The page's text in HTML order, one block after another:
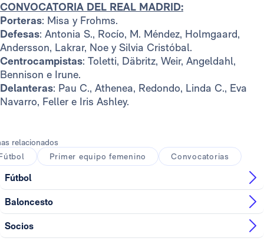
CONVOCATORIA DEL REAL MADRID:
Porteras: Misa y Frohms.
Defesas: Antonia S., Rocío, M. Méndez, Holmgaard,
Andersson, Lakrar, Noe y Silvia Cristóbal.
Centrocampistas: Toletti, Däbritz, Weir, Angeldahl,
Bennison e Irune.
Delanteras: Pau C., Athenea, Redondo, Linda C., Eva
Navarro, Feller e Iris Ashley.
relacionados
Primer equipo femenino Convocatorias
Fútbol
Baloncesto
Socios